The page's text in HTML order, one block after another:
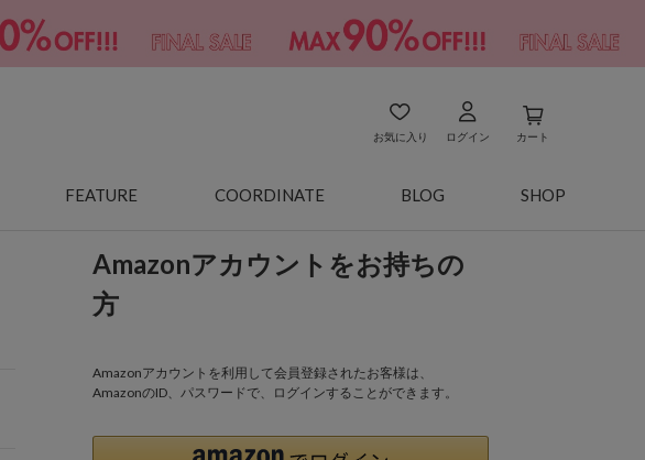
お気に入り ログイン カート
FEATURE COORDINATE BLOG SHOP
Amazonアカウントをお持ちの
方
Amazonアカウントを利用して会員登録されたお客様は、
AmazonのID、パスワードで、ログインすることができます。